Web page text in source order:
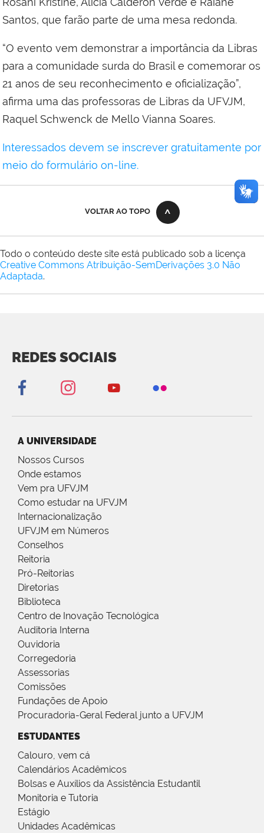
Santos, que farão parte de uma mesa redonda.
“O evento vem demonstrar a importância da Libras
para a comunidade surda do Brasil e comemorar os
21 anos de seu reconhecimento e oficialização”,
afirma uma das professoras de Libras da UFVJM,
Raquel Schwenck de Mello Vianna Soares.
Interessados devem se inscrever gratuitamente por
meio do formulário on-line.
VOLTAR AO TOPO
Todo o conteúdo deste site está publicado sob a licença
Creative Commons Atribuição-SemDerivações 3.0 Não
Adaptada.
REDES SOCIAIS
A UNIVERSIDADE
Nossos Cursos
Onde estamos
Vem pra UFVJM
Como estudar na UFVJM
Internacionalização
UFVJM em Números
Conselhos
Reitoria
Pró-Reitorias
Diretorias
Biblioteca
Centro de Inovação Tecnológica
Auditoria Interna
Ouvidoria
Corregedoria
Assessorias
Comissões
Fundações de Apoio
Procuradoria-Geral Federal junto a UFVJM
ESTUDANTES
Calouro, vem cá
Calendários Acadêmicos
Bolsas e Auxílios da Assistência Estudantil
Monitoria e Tutoria
Estágio
Unidades Acadêmicas